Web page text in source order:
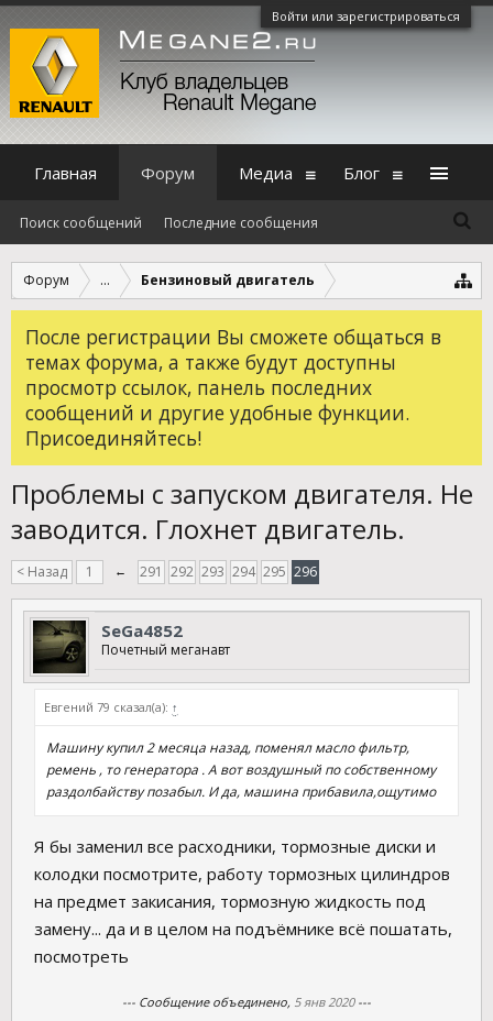
Войти или зарегистрироваться
Форум ... Бензиновый двигатель
После регистрации Вы сможете общаться в
темах форума, а также будут доступны
просмотр ссылок, панель последних
сообщений и другие удобные функции.
Присоединяйтесь!
Проблемы с запуском двигателя. Не
заводится. Глохнет двигатель.
< Назад 1 ← 291 292 293 294 295 296
SeGa4852
Почетный меганавт
Евгений 79 сказал(а): ↑
Машину купил 2 месяца назад, поменял масло фильтр,
ремень , то генератора . А вот воздушный по собственному
раздолбайству позабыл. И да, машина прибавила,ощутимо
Я бы заменил все расходники, тормозные диски и
колодки посмотрите, работу тормозных цилиндров
на предмет закисания, тормозную жидкость под
замену... да и в целом на подъёмнике всё пошатать,
посмотреть
--- Сообщение объединено, 5 янв 2020---
Главная Форум
Поиск сообщений Последние сообщения
Медиа Блог